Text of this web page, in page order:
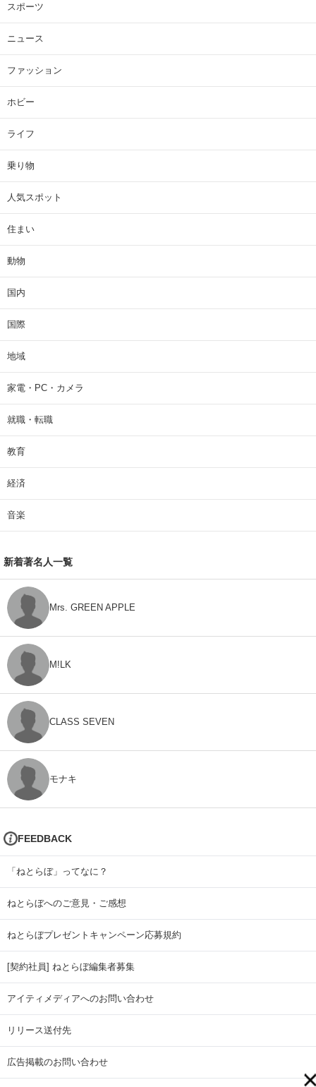
スポーツ
ニュース
ファッション
ホビー
ライフ
乗り物
人気スポット
住まい
動物
国内
国際
地域
家電・PC・カメラ
就職・転職
教育
経済
音楽
新着著名人一覧
Mrs. GREEN APPLE
M!LK
CLASS SEVEN
モナキ
FEEDBACK
「ねとらぼ」ってなに？
ねとらぼへのご意見・ご感想
ねとらぼプレゼントキャンペーン応募規約
[契約社員] ねとらぼ編集者募集
アイティメディアへのお問い合わせ
リリース送付先
広告掲載のお問い合わせ